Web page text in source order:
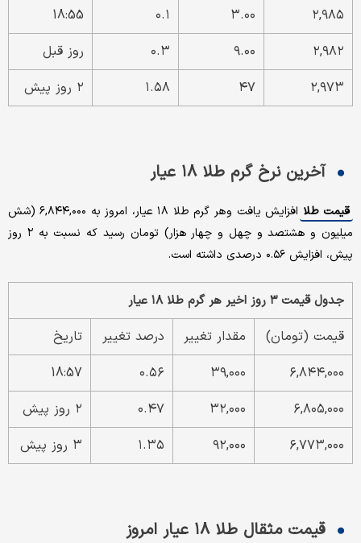
۲,۹۸۵
۳.۰۰ ۰.۱
18:55
۲,۹۸۲
۹.۰۰ ۰.۳
روز قبل
۲,۹۷۳
۴۷ ۱.۵۸ ۲ روز پیش
آخرین نرخ گرم طلا ۱۸ عیار
قیمت طلا
افزایش یافت و هر گرم طلا ۱۸ عیار، امروز به ۶,۸۴۴,۰۰۰ (شش
میلیون و هشتصد و چهل و چهار هزار) تومان رسید که نسبت به ۲ روز
پیش، افزایش ۰.۵۶ درصدی داشته است.
جدول قیمت ۳ روز اخیر هر گرم طلا ۱۸ عیار
قیمت (تومان) مقدار تغییر درصد تغییر
تاریخ
۶,۸۴۴,۰۰۰
۳۹,۰۰۰ ۰.۵۶
18:57
۶,۸۰۵,۰۰۰
۳۲,۰۰۰ ۰.۴۷
۲ روز پیش
۶,۷۷۳,۰۰۰
۹۲,۰۰۰ ۱.۳۵ ۳ روز پیش
قیمت مثقال طلا ۱۸ عیار امروز